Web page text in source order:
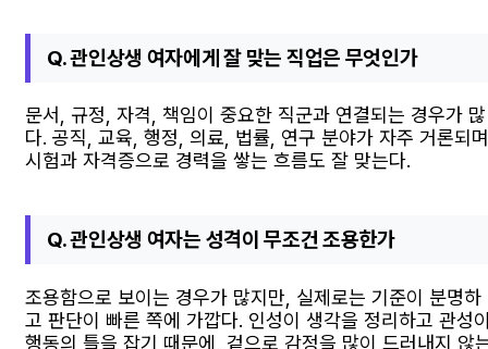
Q. 관인상생 여자에게 잘 맞는 직업은 무엇인가
문서, 규정, 자격, 책임이 중요한 직군과 연결되는 경우가 많
다. 공직, 교육, 행정, 의료, 법률, 연구 분야가 자주 거론되
시험과 자격증으로 경력을 쌓는 흐름도 잘 맞는다.
Q. 관인상생 여자는 성격이 무조건 조용한가
조용함으로 보이는 경우가 많지만, 실제로는 기준이 분명하
고 판단이 빠른 쪽에 가깝다. 인성이 생각을 정리하고 관성
행동의 틀을 잡기 때문에, 겉으로 감정을 많이 드러내지 않